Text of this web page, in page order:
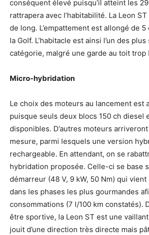
conséquent élevé puisqu’il atteint les
rattrapera avec l’habitabilité. La Leon
de long. L’empattement est allongé de
la Golf. L’habitacle est ainsi l’un des
catégorie, malgré une garde au toit trop
Micro-hybridation
Le choix des moteurs au lancement est
puisque seuls deux blocs 150 ch diesel
disponibles. D’autres moteurs
mesure, parmi lesquels une version
rechargeable. En attendant, on se
hybridation proposée. Celle-ci se base
démarreur (48 V, 9 kW, 50 Nm) qui
dans les phases les plus gourmandes
consommations (7 l/100 km constatés).
être sportive, la Leon ST est une
jouit d’une direction très directe mais